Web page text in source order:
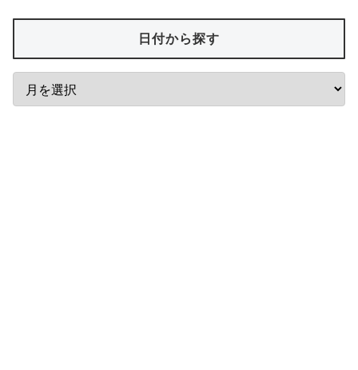
日付から探す